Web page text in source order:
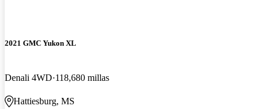
2021 GMC Yukon XL
Denali 4WD 118,680 millas
Hattiesburg, MS